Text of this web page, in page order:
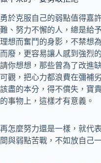
勇於克服自己的弱點值得嘉
難、努力不懈的人，總是給
理想而奮鬥的身影，不禁想
而廢，更容易讓人感到強烈
請你想想，那些曾為了改進
可觀，把心力都浪費在彌補
該盡的本分，得不償失，寶
的事物上，這樣才有意義。
再怎麼努力還是一樣，就代
間與弱點苦戰，不如放自己